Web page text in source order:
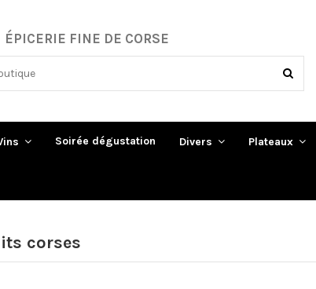
ÉPICERIE FINE DE CORSE
Soirée dégustation Divers Plateaux
corses